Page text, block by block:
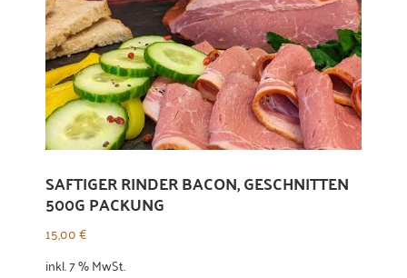
SAFTIGER RINDER BACON, GESCHNITTEN
500G PACKUNG
15,00€
inkl. 7 % MwSt.